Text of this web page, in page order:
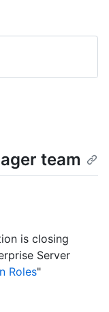
team
is closing
Server
Roles"